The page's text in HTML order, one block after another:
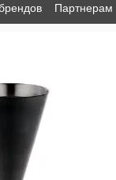
Партнерам